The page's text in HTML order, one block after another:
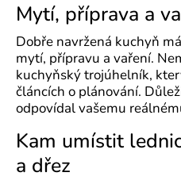
Mytí, příprava a
Dobře navržená kuchyň
mytí, přípravu a vaření.
kuchyňský trojúhelník,
článcích o plánování.
odpovídal vašemu
Kam umístit
a dřez